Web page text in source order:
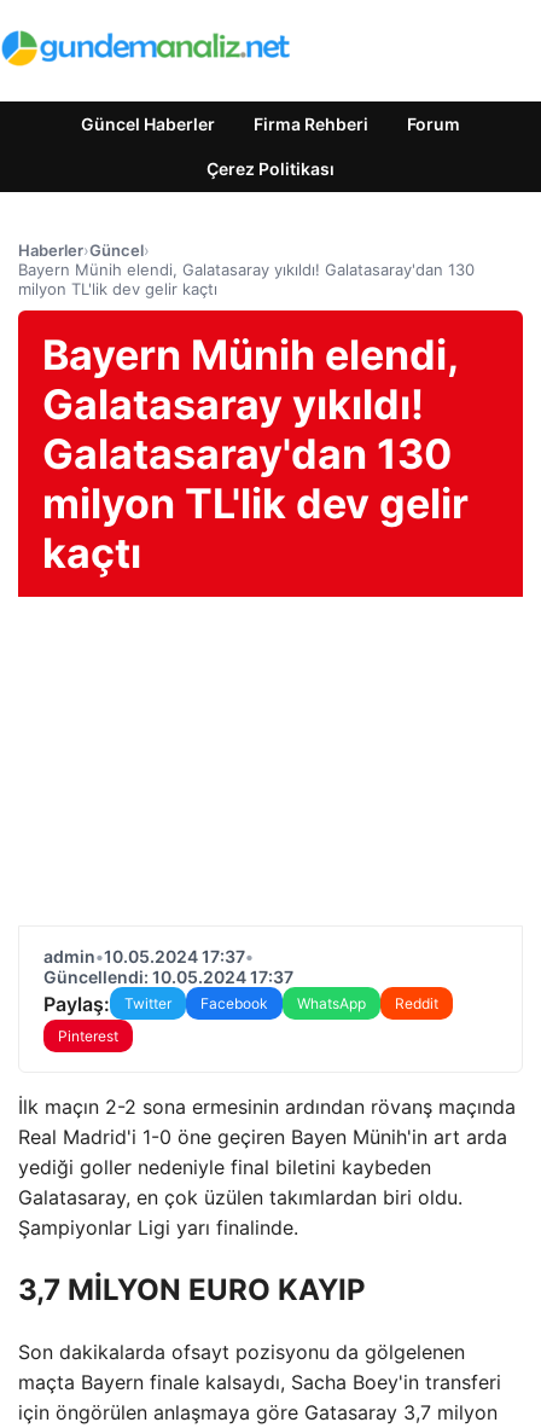
Güncel Haberler Firma Rehberi Forum
Çerez Politikası
Haberler›Güncel›
Bayern Münih elendi, Galatasaray yıkıldı! Galatasaray'dan 130
milyon TL'lik dev gelir kaçtı
Bayern Münih elendi,
Galatasaray yıkıldı!
Galatasaray'dan 130
milyon TL'lik dev gelir
kaçtı
admin•10.05.2024 17:37•
Güncellendi: 10.05.2024 17:37
Paylaş: Twitter Facebook WhatsApp
Reddit
Pinterest
İlk maçın 2-2 sona ermesinin ardından rövanş maçında
Real Madrid'i 1-0 öne geçiren Bayen Münih'in art arda
yediği goller nedeniyle final biletini kaybeden
Galatasaray, en çok üzülen takımlardan biri oldu.
Şampiyonlar Ligi yarı finalinde.
3,7 MİLYON EURO KAYIP
Son dakikalarda ofsayt pozisyonu da gölgelenen
maçta Bayern finale kalsaydı, Sacha Boey'in transferi
için öngörülen anlaşmaya göre Gatasaray 3,7 milyon